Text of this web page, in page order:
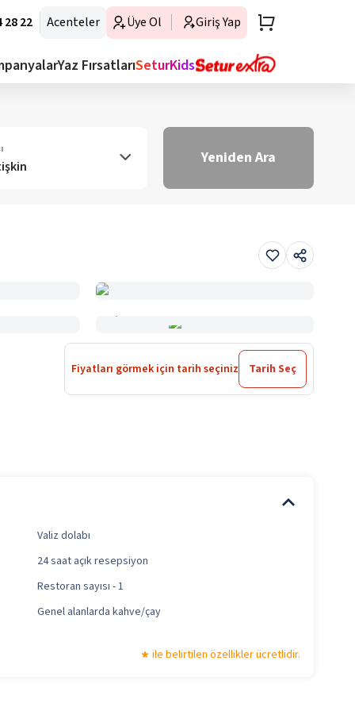
28 22 Acenteler Üye Ol Giriş Yap
Yaz FırsatlarıSeturKids
Yeniden Ara
Fiyatları görmek için tarih seçiniz Tarih Seç
Valiz dolabı
24 saat açık resepsiyon
Restoran sayısı - 1
Genel alanlarda kahve/çay
ile belirtilen özellikler ücretlidir.